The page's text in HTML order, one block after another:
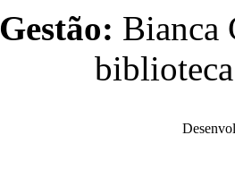
Gestão: Bianca